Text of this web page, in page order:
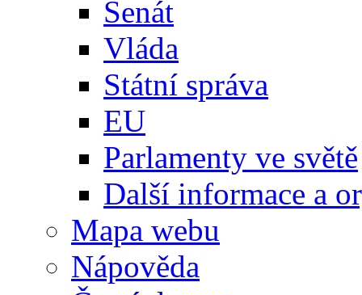
Senát
Vláda
Státní správa
EU
Parlamenty ve světě
Další informace a
Mapa webu
Nápověda